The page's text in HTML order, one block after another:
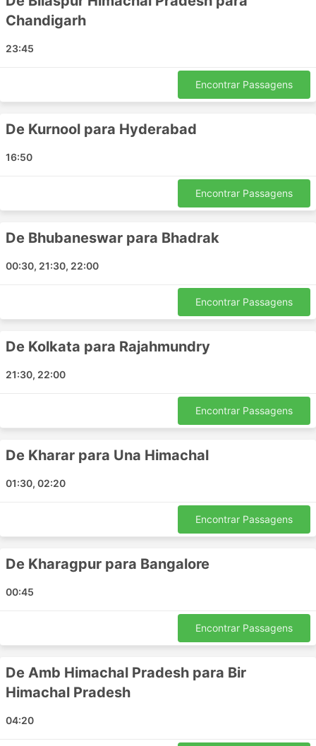
Zirakpur
Paprola
Muzaffarnagar
Dharamshala Dharamshala
Angamaly
Bir Himachal Pradesh
Baijnath
Gorakhpur
Jabalpur
Kalpetta
Mananthavady
Phillaur
Nellore
Salt Lake
Vijayapura
Sbi Manglipeth
Goa
Chandigarh
23:45
Encontrar Passagens
De Kurnool para Hyderabad
16:50
Encontrar Passagens
De Bhubaneswar para Bhadrak
00:30, 21:30, 22:00
Encontrar Passagens
De Kolkata para Rajahmundry
21:30, 22:00
Encontrar Passagens
De Kharar para Una Himachal
01:30, 02:20
Encontrar Passagens
De Kharagpur para Bangalore
00:45
Encontrar Passagens
De Amb Himachal Pradesh para Bir
Himachal Pradesh
04:20